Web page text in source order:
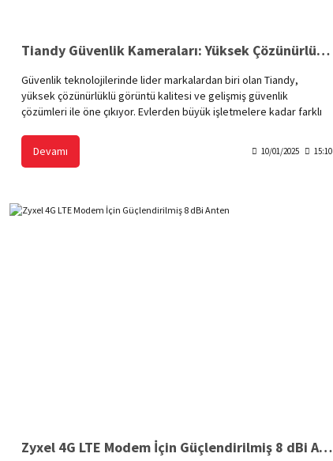
Tiandy Güvenlik Kameraları: Yüksek Çözünürlük, Güçlü Güvenlik Çözümleri
Güvenlik teknolojilerinde lider markalardan biri olan Tiandy,
yüksek çözünürlüklü görüntü kalitesi ve gelişmiş güvenlik
çözümleri ile öne çıkıyor. Evlerden büyük işletmelere kadar farklı
performansı ve yenilikçi özellikleriyle modern güvenlik ihtiyaçlarını
karşılamak için tasarlandı.
Devamı 10/01/2025 15:10
Zyxel 4G LTE Modem İçin Güçlendirilmiş 8 dBi Anten